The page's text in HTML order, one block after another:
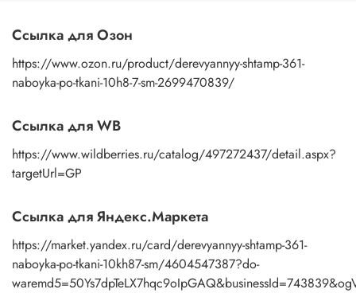
и экологично.
Выберите свой набор и начните творить уже сегодня!
Ссылка для Озон
https://www.ozon.ru/product/derevyannyy-shtamp-361-
naboyka-po-tkani-10h8-7-sm-2699470839/
Ссылка для WB
https://www.wildberries.ru/catalog/497272437/detail.aspx?
targetUrl=GP
Ссылка для Яндекс.Маркета
https://market.yandex.ru/card/derevyannyy-shtamp-361-
naboyka-po-tkani-10kh87-sm/4604547387?do-